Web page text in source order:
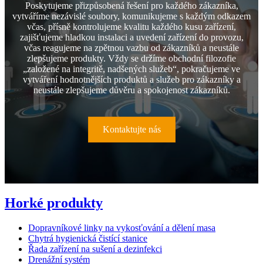
Poskytujeme přizpůsobená řešení pro každého zákazníka,
vytváříme nezávislé soubory, komunikujeme s každým odkazem
včas, přísně kontrolujeme kvalitu každého kusu zařízení,
zajišťujeme hladkou instalaci a uvedení zařízení do provozu,
včas reagujeme na zpětnou vazbu od zákazníků a neustále
zlepšujeme produkty. Vždy se držíme obchodní filozofie
„založené na integritě, nadšených služeb“, pokračujeme ve
vytváření hodnotnějších produktů a služeb pro zákazníky a
neustále zlepšujeme důvěru a spokojenost zákazníků.
Kontaktujte nás
Horké produkty
Dopravníkové linky na vykosťování a dělení masa
Chytrá hygienická čistící stanice
Řada zařízení na sušení a dezinfekci
Drenážní systém